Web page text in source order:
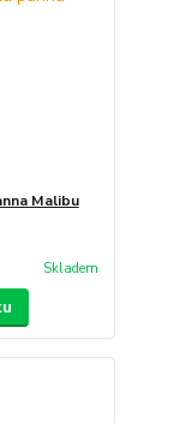
Malibu
Skladem